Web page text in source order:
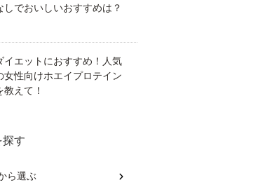
しでおいしいおすすめは？
イエットにおすすめ！人気
女性向けホエイプロテイン
教えて！
探す
ら選ぶ